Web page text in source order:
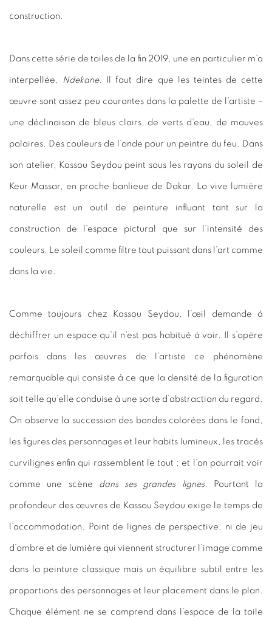
construction.
Dans cette série de toiles de la fin 2019, une en particulier m’a
interpellée, Ndekane. Il faut dire que les teintes de cette
œuvre sont assez peu courantes dans la palette de l’artiste –
une déclinaison de bleus clairs, de verts d’eau, de mauves
polaires. Des couleurs de l’onde pour un peintre du feu. Dans
son atelier, Kassou Seydou peint sous les rayons du soleil de
Keur Massar, en proche banlieue de Dakar. La vive lumière
naturelle est un outil de peinture influant tant sur la
construction de l’espace pictural que sur l’intensité des
couleurs. Le soleil comme filtre tout puissant dans l’art comme
dans la vie.
Comme toujours chez Kassou Seydou, l’œil demande à
déchiffrer un espace qu’il n’est pas habitué à voir. Il s’opère
parfois dans les œuvres de l’artiste ce phénomène
remarquable qui consiste à ce que la densité de la figuration
soit telle qu’elle conduise à une sorte d’abstraction du regard.
On observe la succession des bandes colorées dans le fond,
les figures des personnages et leur habits lumineux, les tracés
curvilignes enfin qui rassemblent le tout ; et l’on pourrait voir
comme une scène dans ses grandes lignes. Pourtant la
profondeur des œuvres de Kassou Seydou exige le temps de
l’accommodation. Point de lignes de perspective, ni de jeu
d’ombre et de lumière qui viennent structurer l’image comme
dans la peinture classique mais un équilibre subtil entre les
proportions des personnages et leur placement dans le plan.
Chaque élément ne se comprend dans l’espace de la toile